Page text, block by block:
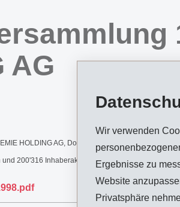
Wir verwenden
Ergebnisse zu
Website
Privatsphäre
AG
HOLDING AG, Domat/Ems, hat an ihrer
200'316 Inhaberaktien vertreten. Dies entspricht